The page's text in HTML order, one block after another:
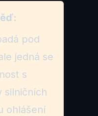
pod
jedná se
s
silničních
ohlášení